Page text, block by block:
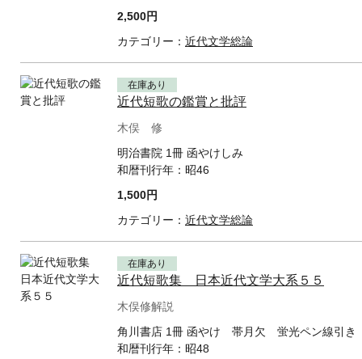
2,500円
カテゴリー： 近代文学総論
在庫あり
近代短歌の鑑賞と批評
木俣 修
明治書院 1冊 函やけしみ
和暦刊行年： 昭46
1,500円
カテゴリー： 近代文学総論
在庫あり
近代短歌集 日本近代文学大系５５
木俣修解説
角川書店 1冊 函やけ 帯月欠 蛍光ペン線引
和暦刊行年： 昭48